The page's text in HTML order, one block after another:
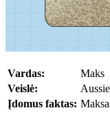
Vardas:
Maks
Veislė:
Įdomus faktas: